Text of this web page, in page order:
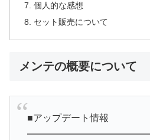
個人的な感想
セット販売について
メンテの概要について
■アップデート情報